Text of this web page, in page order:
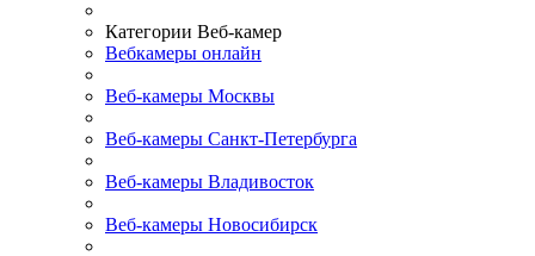
Категории Веб-камер
Вебкамеры онлайн
Веб-камеры Москвы
Веб-камеры Санкт-Петербурга
Веб-камеры Владивосток
Веб-камеры Новосибирск